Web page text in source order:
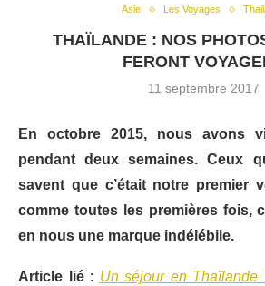
Asie Les Voyages
THAÏLANDE : NOS
FERONT
11 septembre 2017
En octobre 2015, nous avons
pendant deux semaines. Ceux
savent que c’était notre premier
comme toutes les premières fois,
en nous une marque indélébile.
Article lié: Un séjour en Thaïlande